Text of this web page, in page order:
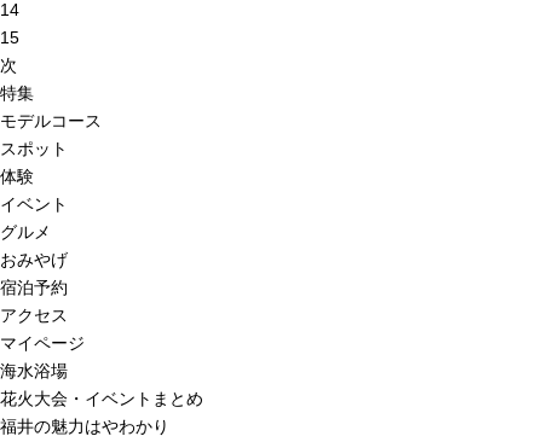
14
15
次
特集
モデルコース
スポット
体験
イベント
グルメ
おみやげ
宿泊予約
アクセス
マイページ
海水浴場
花火大会・イベントまとめ
福井の魅力はやわかり